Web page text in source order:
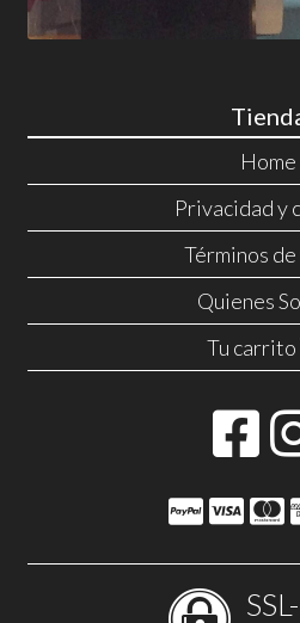
Home
Privacidad y
Términos
Quienes
Tu carrito